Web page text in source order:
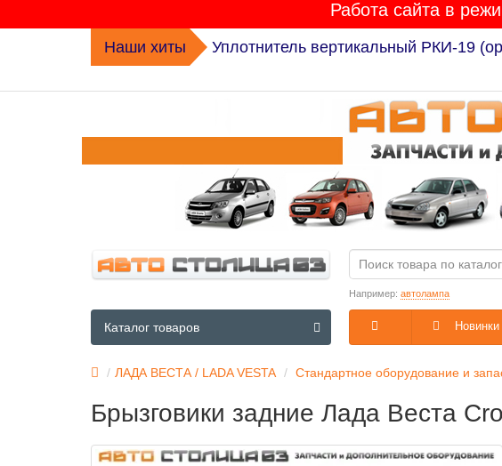
Работа сайта в
Наши хиты Уплотнитель вертикальный РКИ-19
Например: автолампа
Новинки
Каталог товаров
ЛАДА ВЕСТА / LADA VESTA Стандартное оборудование и
Брызговики задние Лада Веста